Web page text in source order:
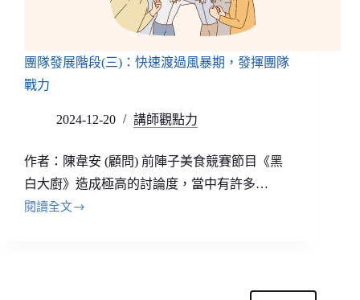
團隊發展階段(三)：快速渡過風暴期，發揮團隊
戰力
2024-12-20 講師觀點力
作者：陳韋安 (顧問) 前陣子美食競賽節目《黑
白大廚》造成極高的討論度，當中有許多…
閱讀全文